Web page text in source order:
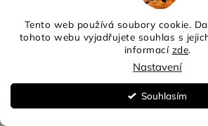
Tento web používá soubory cookie.
tohoto webu vyjadřujete souhlas s
informací zde.
Nastavení
Souhlasím
Calia Calvi